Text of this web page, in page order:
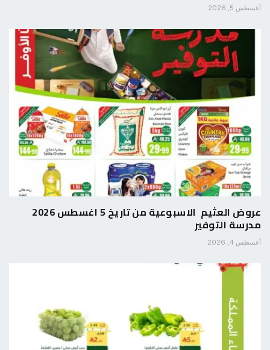
أغسطس 5, 2026
عروض العثيم الاسبوعية من تاريخ 5 اغسطس 2026
مدرسة التوفير
أغسطس 4, 2026